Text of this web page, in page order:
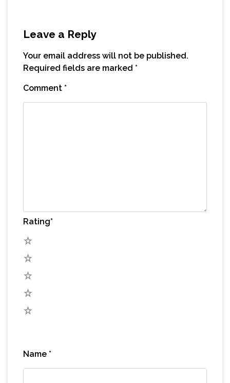
Leave a Reply
Your email address will not be published.
Required fields are marked *
Comment *
Rating*
Name *